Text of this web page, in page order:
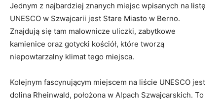
Jednym z najbardziej znanych miejsc wpisanych na listę
UNESCO w Szwajcarii jest Stare Miasto w Berno.
Znajdują się tam malownicze uliczki, zabytkowe
kamienice oraz gotycki kościół, które tworzą
niepowtarzalny klimat tego miejsca.
Kolejnym fascynującym miejscem na liście UNESCO jest
dolina Rheinwald, położona w Alpach Szwajcarskich. To